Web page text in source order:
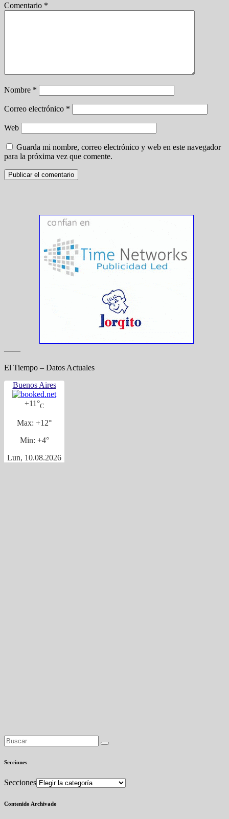
Comentario *
Nombre *
Correo electrónico *
Web
Guarda mi nombre, correo electrónico y web en este navegador
para la próxima vez que comente.
——
El Tiempo – Datos Actuales
Buenos Aires
+11°C
Max: +12°
Min: +4°
Lun, 10.08.2026
Secciones
Secciones
Contenido Archivado